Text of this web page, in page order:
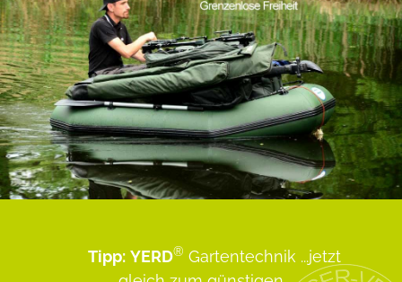
Tipp: YERD® Gartentechnik ...jetzt